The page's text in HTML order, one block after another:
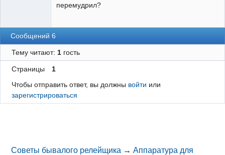
перемудрил?
Сообщений 6
Тему читают: 1гость
Страницы
1
Чтобы отправить ответ, вы должны войти или
зарегистрироваться
Советы бывалого релейщика →Аппаратура для